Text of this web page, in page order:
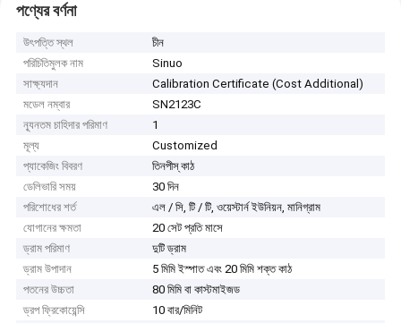
পণ্যের বর্ণনা
উৎপত্তি স্থল
চীন
পরিচিতিমুলক নাম
Sinuo
সাক্ষ্যদান
Calibration Certificate (Cost Additional)
মডেল নম্বার
SN2123C
ন্যূনতম চাহিদার পরিমাণ
1
মূল্য
Customized
প্যাকেজিং বিবরণ
তিনপীস্ কাঠ
ডেলিভারি সময়
30 দিন
পরিশোধের শর্ত
এল / সি, টি / টি, ওয়েস্টার্ন ইউনিয়ন, মানিগ্রাম
যোগানের ক্ষমতা
20 সেট প্রতি মাসে
ড্রাম পরিমাণ
দুটি ড্রাম
ড্রাম উপাদান
5 মিমি ইস্পাত এবং 20 মিমি শক্ত কাঠ
পতনের উচ্চতা
80 মিমি বা কাস্টমাইজড
ড্রপ ফ্রিকোয়েন্সি
10 বার/মিনিট